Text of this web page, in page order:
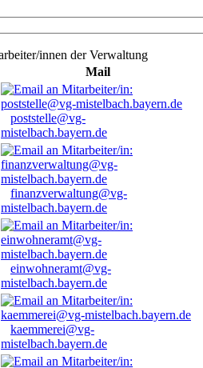
innen der Verwaltung
Mail
poststelle@vg-
mistelbach.bayern.de
finanzverwaltung@vg-
mistelbach.bayern.de
einwohneramt@vg-
mistelbach.bayern.de
kaemmerei@vg-
mistelbach.bayern.de